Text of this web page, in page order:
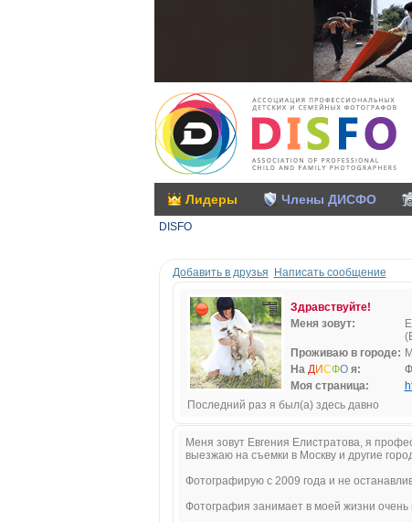
Лидеры Члены ДИСФО
DISFO
Добавить в друзья Написать сообщение
Здравствуйте!
Меня зовут:
Проживаю в городе:
На ДИСФОя:
Моя страница:
Последний раз я был(а) здесь давно
Меня зовут Евгения Елистратова, я
выезжаю на съемки в Москву и другие
Фотографирую с 2009 года и не
Фотография занимает в моей жизни очень